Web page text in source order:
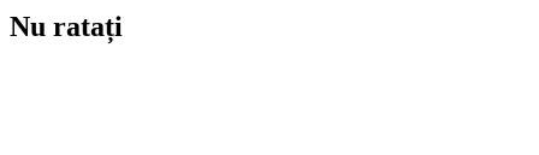
Nu ratați